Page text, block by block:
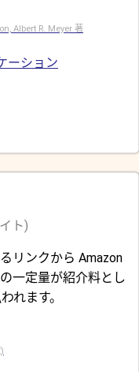
Albert R. Meyer 著
ーション
ト)
リンクから Amazon
一定量が紹介料とし
れます。